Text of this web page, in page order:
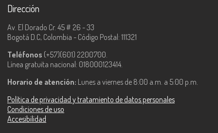
Dirección
Av. El Dorado Cr. 45 # 26 - 33
Bogotá D.C, Colombia - Código Postal: 111321
Teléfonos (+57)(601) 2200700.
Línea gratuita nacional: 018000123414.
Horario de atención: Lunes a viernes de 8:00 a.m. a 5:00 p.m.
Política de privacidad y tratamiento de datos personales
Condiciones de uso
Accesibilidad